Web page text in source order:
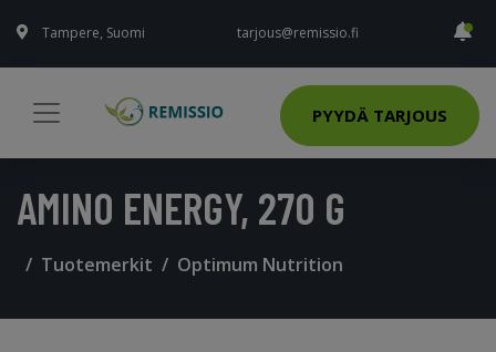
Tampere, Suomi tarjous@remissio.fi
PYYDÄ TARJOUS
AMINO ENERGY, 270 G
Tuotemerkit Optimum Nutrition